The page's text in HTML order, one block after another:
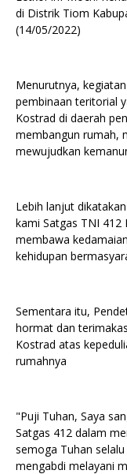
di Distrik Tiom
(14/05/2022)
Menurutnya,
pembinaan teritorial
Kostrad di daerah
membangun rumah,
mewujudkan
Lebih lanjut
kami Satgas TNI 412
membawa
kehidupan
Sementara itu,
hormat dan
Kostrad atas
rumahnya
"Puji Tuhan, Saya
Satgas 412 dalam
semoga Tuhan
mengabdi melayani